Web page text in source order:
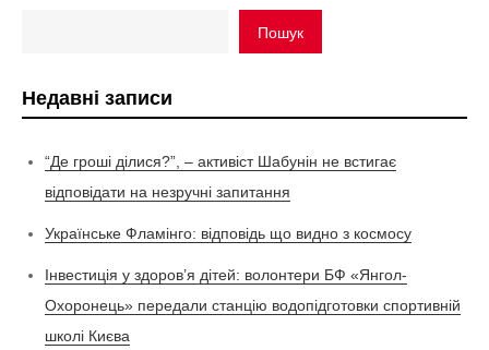
Пошук
Недавні записи
“Де гроші ділися?”, – активіст Шабунін не встигає
відповідати на незручні запитання
Українське Фламінго: відповідь що видно з космосу
Інвестиція у здоров’я дітей: волонтери БФ «Янгол-
Охоронець» передали станцію водопідготовки спортивній
школі Києва